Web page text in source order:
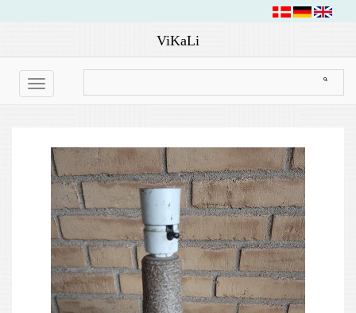
ViKaLi
Toggle
navigation